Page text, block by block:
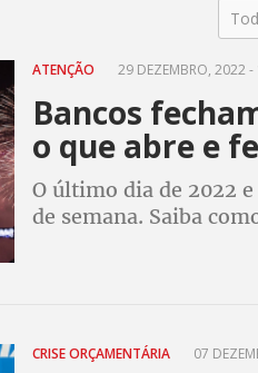
ATENÇÃO 29 DEZEMBRO, 2022
Bancos
o que abre e
O último dia de 2022
de semana. Saiba
CRISE ORÇAMENTÁRIA 07